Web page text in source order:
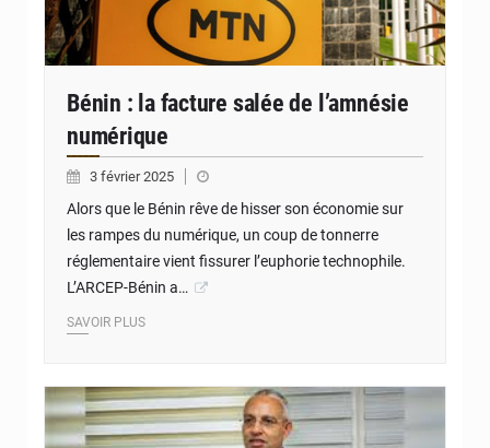
Bénin : la facture salée de l’amnésie
numérique
3 février 2025
Alors que le Bénin rêve de hisser son économie sur
les rampes du numérique, un coup de tonnerre
réglementaire vient fissurer l’euphorie technophile.
L’ARCEP-Bénin a…
SAVOIR PLUS